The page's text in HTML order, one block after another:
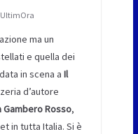
UltimOra
ma un
e quella dei
in scena a Il
d’autore
Rosso,
in tutta Italia. Si è